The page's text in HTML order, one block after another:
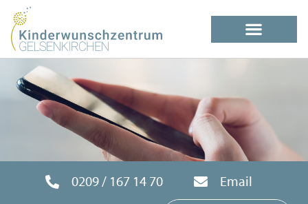
0209 / 167 14 70
Email